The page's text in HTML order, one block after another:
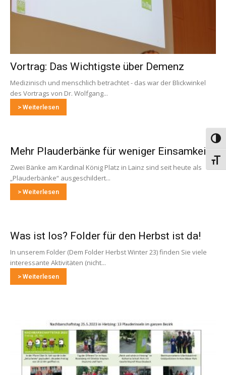
Vortrag: Das Wichtigste über Demenz
Medizinisch und menschlich betrachtet - das war der Blickwinkel
des Vortrags von Dr. Wolfgang...
> Weiterlesen
Mehr Plauderbänke für weniger Einsamkeit
Zwei Bänke am Kardinal König Platz in Lainz sind seit heute als
„Plauderbänke“ ausgeschildert...
> Weiterlesen
Was ist los? Folder für den Herbst ist da!
In unserem Folder (Dem Folder Herbst Winter 23) finden Sie viele
interessante Aktivitäten (nicht...
> Weiterlesen